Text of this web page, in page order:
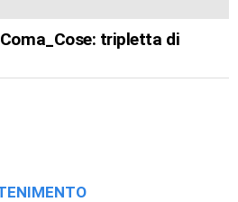
tripletta di